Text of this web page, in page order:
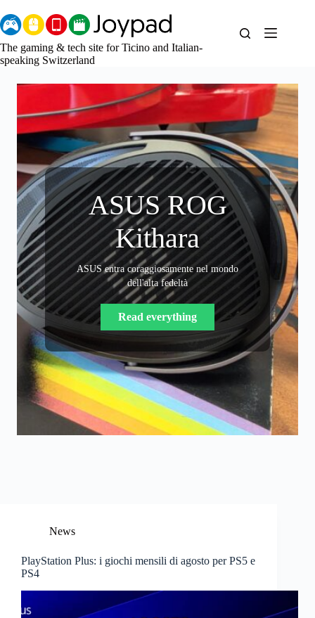
to
content
The gaming & tech site for Ticino and Italian-
speaking Switzerland
ASUS ROG
Kithara
ASUS entra coraggiosamente nel mondo
dell'alta fedeltà
Read everything
Blue
Reflection: The
Quartet
(Nintendo
Switch 2)
Le commoventi storie delle magiche
Reflectors e dei legami che instaurano, in un
unico pacchetto completo.
Read everything
News
PlayStation Plus: i giochi mensili di agosto per PS5 e
PS4